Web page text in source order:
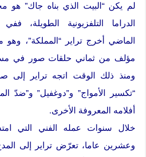
لم يكن “البيت الذي بناه جاك” هو
الدراما التلفزيونية الطويلة،
الماضي أخرج تراير “المملكة”،
مؤلف من ثماني حلقات صور في
ومنذ ذلك الوقت اتجه تراير إلى
“تكسير الأمواج” و”دوغفيل” و”ضدّ
أفلامه المعروفة الأخرى.
خلال سنوات عمله الفني التي
وعشرين عاما، تعرّض تراير إلى